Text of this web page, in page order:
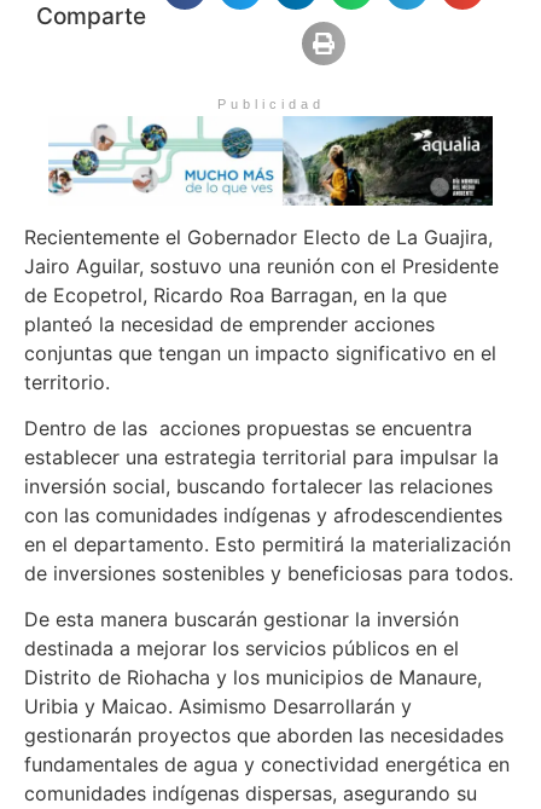
Comparte
Publicidad
Recientemente el Gobernador Electo de La Guajira,
Jairo Aguilar, sostuvo una reunión con el Presidente
de Ecopetrol, Ricardo Roa Barragan, en la que
planteó la necesidad de emprender acciones
conjuntas que tengan un impacto significativo en el
territorio.
Dentro de las acciones propuestas se encuentra
establecer una estrategia territorial para impulsar la
inversión social, buscando fortalecer las relaciones
con las comunidades indígenas y afrodescendientes
en el departamento. Esto permitirá la materialización
de inversiones sostenibles y beneficiosas para todos.
De esta manera buscarán gestionar la inversión
destinada a mejorar los servicios públicos en el
Distrito de Riohacha y los municipios de Manaure,
Uribia y Maicao. Asimismo Desarrollarán y
gestionarán proyectos que aborden las necesidades
fundamentales de agua y conectividad energética en
comunidades indígenas dispersas, asegurando su